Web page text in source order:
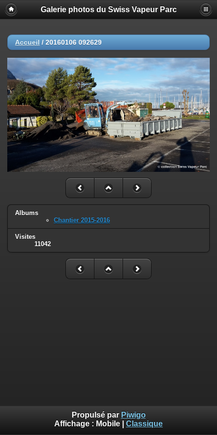
Galerie photos du Swiss Vapeur Parc
Accueil / 20160106 092629
Albums
Chantier 2015-2016
Visites
11042
Propulsé par Piwigo
Affichage : Mobile Classique